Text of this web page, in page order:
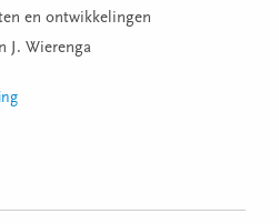
en ontwikkelingen
J. Wierenga